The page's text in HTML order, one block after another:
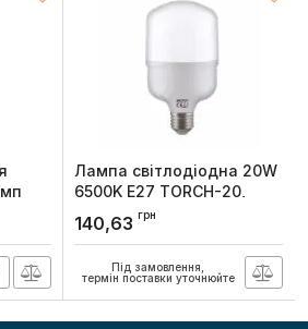
S10
Лампа світлодіодна 20W
6500K Е27 TORCH-20,
Артикул:
140,63 грн
Під замовлення,
термін поставки уточнюйте